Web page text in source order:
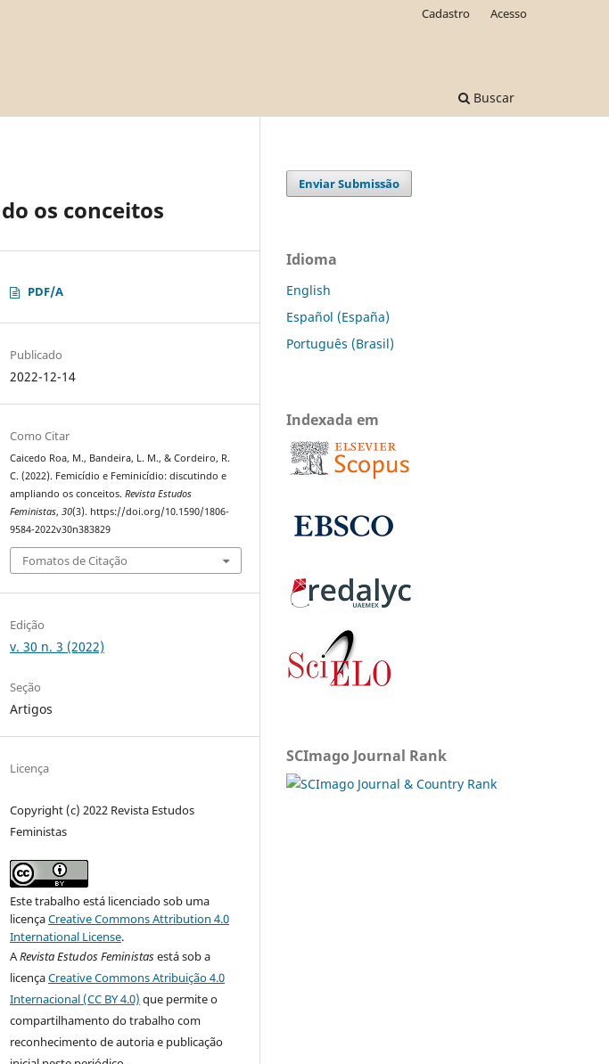
Buscar
Cadastro Acesso
os conceitos
PDF/A
Publicado
2022-12-14
Como Citar
Caicedo Roa, M., Bandeira, L. M., & Cordeiro, R.
C. (2022). Femicídio e Feminicídio: discutindo e
ampliando os conceitos.Revista Estudos
Feministas,30(3). https://doi.org/10.1590/1806-
9584-2022v30n383829
Fomatos de Citação
Edição
v. 30 n. 3 (2022)
Seção
Artigos
Licença
Copyright (c) 2022 Revista Estudos
Feministas
Este trabalho está licenciado sob uma
licençaCreative Commons Attribution 4.0
International License.
ARevista Estudos Feministasestá sob a
licençaCreative Commons Atribuição 4.0
Internacional (CC BY 4.0) que permite o
compartilhamento do trabalho com
reconhecimento de autoria e publicação
Enviar Submissão
Idioma
English
Español (España)
Português (Brasil)
Indexada em
SCImago Journal Rank